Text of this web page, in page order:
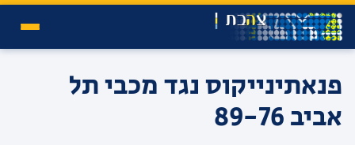
פנאתינייקוס נגד מכבי תל
אביב89-76